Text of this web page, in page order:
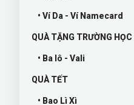
• Ví Da - Ví Namecard
QUÀ TẶNG TRƯỜNG HỌC
• Ba lô - Vali
QUÀ TẾT
• Bao Lì Xì